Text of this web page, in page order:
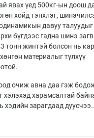
явах үед 500кг-ын доош
хойд тэнхлэг,
давуу талуудыг
бүгдээс гадна шинэ
тонн жинтэй болсон нь
материалыг түлхүү
очиж авна даа гэж
хэлэхэд харамсалтай
хэдийн зарагдаад